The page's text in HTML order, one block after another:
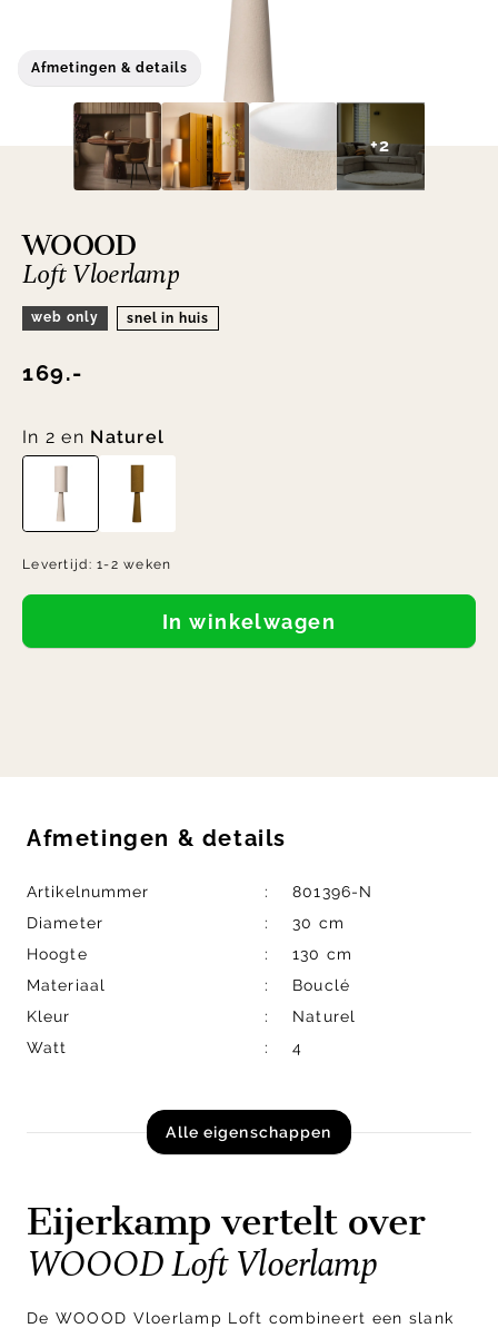
Afmetingen & details
+2
WOOOD
Loft Vloerlamp
web only snel in huis
169.-
In 2 en Naturel
Levertijd:1-2 weken
In winkelwagen
Afmetingen & details
Artikelnummer
801396-N
Diameter
30 cm
Hoogte
130 cm
Materiaal
Bouclé
Kleur
Naturel
Watt
4
Alle eigenschappen
Eijerkamp vertelt over
WOOOD Loft Vloerlamp
De WOOOD Vloerlamp Loft combineert een slank